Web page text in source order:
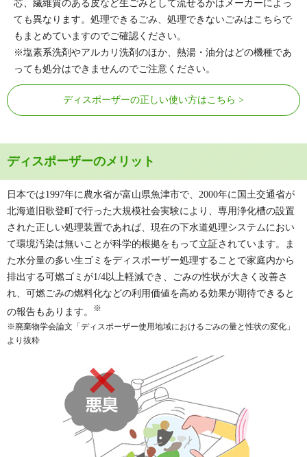
芯、繊維質のある皮など生ごみとして流せるかはメーカーによっ
ても異なります。処理できるごみ、処理できないごみはこちらで
もまとめていますのでご確認ください。
※塩素系洗剤やアルカリ洗剤のほか、熱湯・油分はどの機種であ
っても処分はできませんのでご注意ください。
ディスポーザーの正しい使い方はこちら
ディスポーザーのメリット
日本では1997年に農水省が富山県魚津市で、2000年に国土交通省が
北海道旧歌登町で行った大規模社会実験により、専用浄化槽の設置
された正しい処理装置であれば、現在の下水道処理システムにおい
て環境汚染は無いことが科学的根拠をもって立証されています。ま
た水分量の多い生ゴミをディスポーザー処理することで家庭内から
排出する可燃ゴミが1/4以上軽減でき、ごみの性状が大きく改善さ
れ、可燃ごみの燃料化などの利用価値を高める効果が期待できると
の報告もあります。
※
※廃棄物学会論文「ディスポーザー使用地域におけるごみの量と性状の変化」
より抜粋